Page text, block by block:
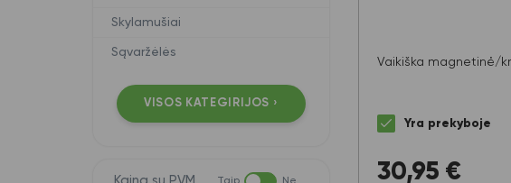
Skylamušiai
Sąvaržėlės
VISOS KATEGIRIJOS ›
Vaikiška magnetinė/
Yra prekyboje
30,95 €